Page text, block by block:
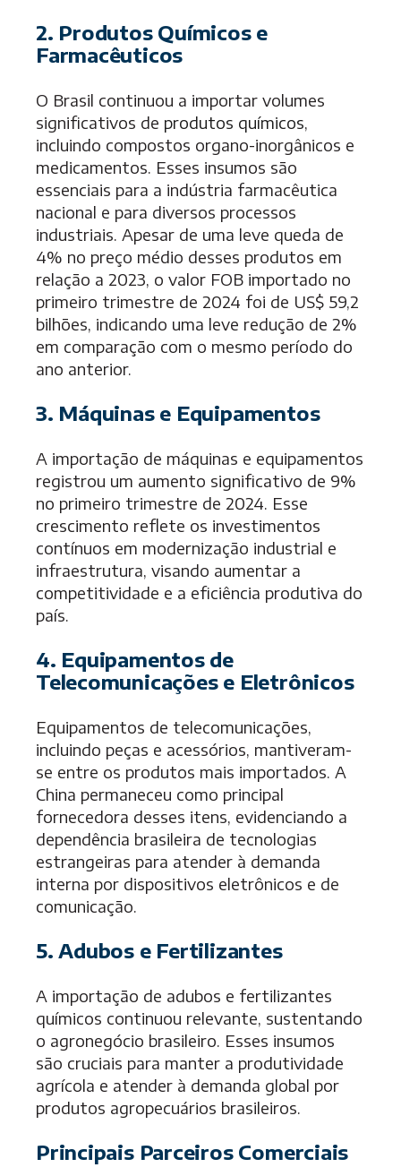
2. Produtos Químicos e
Farmacêuticos
O Brasil continuou a importar volumes
significativos de produtos químicos,
incluindo compostos organo-inorgânicos e
medicamentos. Esses insumos são
essenciais para a indústria farmacêutica
nacional e para diversos processos
industriais. Apesar de uma leve queda de
4% no preço médio desses produtos em
relação a 2023, o valor FOB importado no
primeiro trimestre de 2024 foi de US$ 59,2
bilhões, indicando uma leve redução de 2%
em comparação com o mesmo período do
ano anterior.
3. Máquinas e Equipamentos
A importação de máquinas e equipamentos
registrou um aumento significativo de 9%
no primeiro trimestre de 2024. Esse
crescimento reflete os investimentos
contínuos em modernização industrial e
infraestrutura, visando aumentar a
competitividade e a eficiência produtiva do
país.
4. Equipamentos de
Telecomunicações e Eletrônicos
Equipamentos de telecomunicações,
incluindo peças e acessórios, mantiveram-
se entre os produtos mais importados. A
China permaneceu como principal
fornecedora desses itens, evidenciando a
dependência brasileira de tecnologias
estrangeiras para atender à demanda
interna por dispositivos eletrônicos e de
comunicação.
5. Adubos e Fertilizantes
A importação de adubos e fertilizantes
químicos continuou relevante, sustentando
o agronegócio brasileiro. Esses insumos
são cruciais para manter a produtividade
agrícola e atender à demanda global por
produtos agropecuários brasileiros.
Principais Parceiros Comerciais